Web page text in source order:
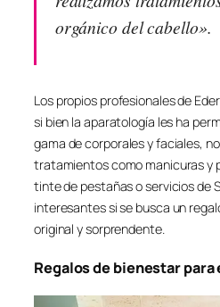
orgánico del cabello».
Los propios profesionales de
si bien la aparatología les ha
gama de corporales y faciales,
tratamientos como manicuras y
tinte de pestañas o servicios de
interesantes si se busca un
original y sorprendente.
Regalos de bienestar para